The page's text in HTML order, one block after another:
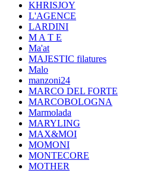
KHRISJOY
L'AGENCE
LARDINI
M A T E
Ma'at
MAJESTIC filatures
Malo
manzoni24
MARCO DEL FORTE
MARCOBOLOGNA
Marmolada
MARYLING
MAX&MOI
MOMONI
MONTECORE
MOTHER